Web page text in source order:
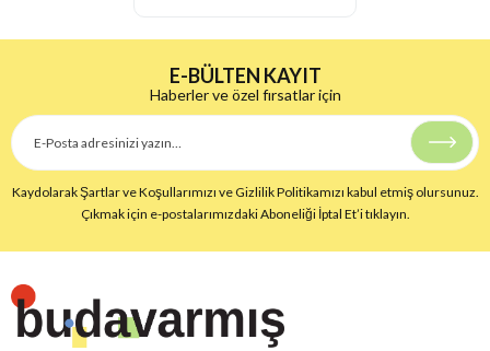
E-BÜLTEN KAYIT
Haberler ve özel fırsatlar için
Kaydolarak Şartlar ve Koşullarımızı ve Gizlilik Politikamızı kabul etmiş olursunuz.
Çıkmak için e-postalarımızdaki Aboneliği İptal Et’i tıklayın.